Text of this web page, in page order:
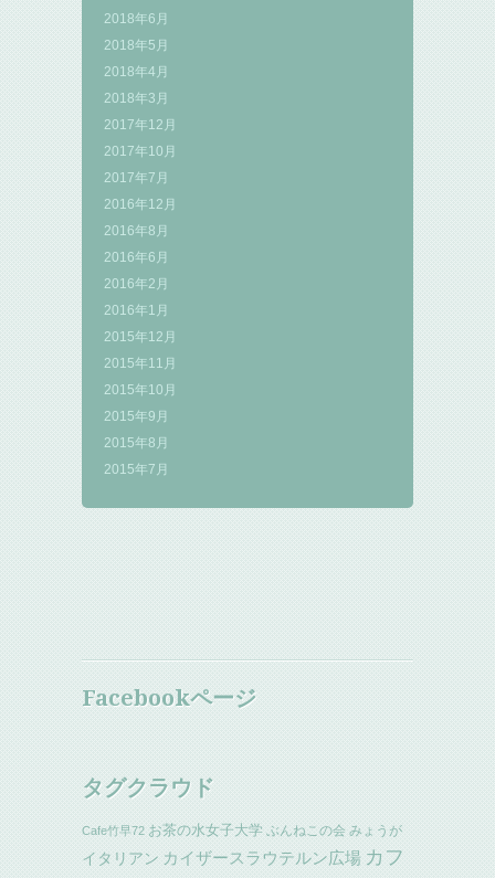
2018年6月
2018年5月
2018年4月
2018年3月
2017年12月
2017年10月
2017年7月
2016年12月
2016年8月
2016年6月
2016年2月
2016年1月
2015年12月
2015年11月
2015年10月
2015年9月
2015年8月
2015年7月
Facebookページ
タグクラウド
Cafe竹早72 お茶の水女子大学 ぶんねこの会 みょうが
イタリアン カイザースラウテルン広場 カフ